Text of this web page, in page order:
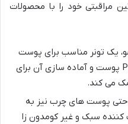
مراقبتی خود را با محصولات
یک تونر مناسب برای پوست
چرب و فاقد الکل، به تعادل PH پوست و آماده سازی آن برای
می کند.
حتی پوست های چرب نیز به
کننده سبک و غیر کومدون زا